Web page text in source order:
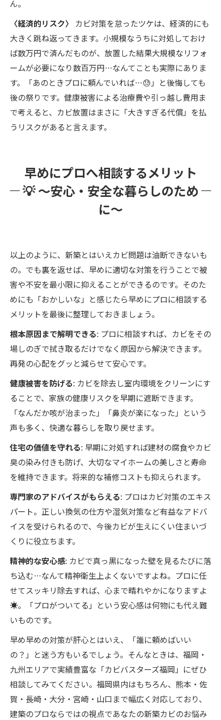
ん。
〈経済的リスク〉
カビ対策を怠ったツケは、経済的にも
大きく跳ね返ってきます。小規模なうちに対処しておけ
ば数万円で済んだものが、放置した結果大規模なリフォ
ームが必要になり数百万円…なんてことも実際にありま
す。「あのときプロに頼んでいれば…😓」と後悔しても
後の祭りです。健康被害による治療費や引っ越し費用ま
で考えると、カビ放置はまさに「大きすぎる代償」を払
うリスクがあると言えます。
早めにプロへ相談するメリット
💡 ～安心・安全な暮らしのため
に～
以上のように、新築とはいえカビ問題は油断できないも
の。でも裏を返せば、早めに適切な対策を行うことで被
害や不安を最小限に抑えることができるのです。そのた
めにも「おかしいな」と感じたら早めにプロに相談する
メリットを最後に整理しておきましょう。
根本原因まで解明できる: プロに相談すれば、カビをその
場しのぎで拭き取るだけでなく原因から解決できます。
再発の心配をグッと減らせて安心です。
健康被害を防げる: カビを除去し室内環境をクリーンにす
ることで、家族の健康リスクを早期に遮断できます。
「なんだか咳が治まった」「鼻炎が楽になった」という
声も多く、快適な暮らしを取り戻せます。
住宅の価値を守れる: 早期に対処すれば建材の腐食やカビ
臭の染み付きも防げ、大切なマイホームの美しさと寿命
を維持できます。将来的な補修コストも抑えられます。
専門家のアドバイスがもらえる: プロはカビ対策のエキス
パート。正しい換気の仕方や湿気対策など有益なアドバ
イスを受けられるので、今後カビが生えにくい住まいづ
くりに役立ちます。
精神的な安心感: カビで真っ黒になった壁を見るたびに落
ち込む…なんて精神衛生上よくないですよね。プロに任
せてスッキリ除去すれば、心まで晴れやかになりますよ
☀️。「プロがついてる」という安心感は何物にも代え難
いものです。
早め早めの対策が肝心とはいえ、「誰に頼めばいい
の？」と迷う方もいるでしょう。そんなときは、福岡・
九州エリアで実績豊富な「カビバスターズ福岡」にぜひ
相談してみてください。福岡県内はもちろん、熊本・佐
賀・長崎・大分・宮崎・山口まで幅広く対応しており、
建築のプロならではの視点であなたの新築カビのお悩み